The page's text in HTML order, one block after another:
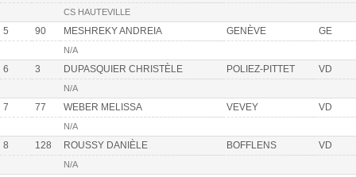
CS HAUTEVILLE
5 90 MESHREKY ANDREIA GENÈVE GE
N/A
6 3 DUPASQUIER CHRISTÈLE POLIEZ-PITTET VD
N/A
7 77 WEBER MELISSA VEVEY VD
N/A
8 128 ROUSSY DANIÈLE BOFFLENS VD
N/A